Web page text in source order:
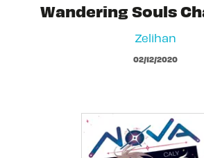
Wandering Souls
Zelihan
02/12/2020